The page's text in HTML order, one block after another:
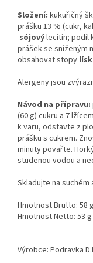
Složení: kukuřičný
prášku 13 % (cukr,
sójovýlecitin; podíl
prášek se sníženým
obsahovat stopy
Alergeny jsou
Návod na přípravu:
(60 g) cukru a 7
k varu, odstavte z
prášku s cukrem.
minuty povařte.
studenou vodou a
Skladujte na suchém
Hmotnost Brutto: 58 g
Hmotnost Netto: 53 g
Výrobce: Podravka